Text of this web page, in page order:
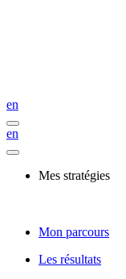
en
en
Mes stratégies
Mon parcours
Les résultats